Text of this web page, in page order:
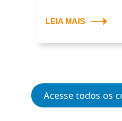
LEIA MAIS
Acesse todos os